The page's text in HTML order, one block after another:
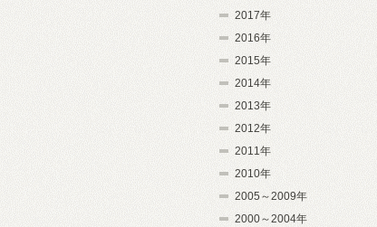
2017年
2016年
2015年
2014年
2013年
2012年
2011年
2010年
2005～2009年
2000～2004年